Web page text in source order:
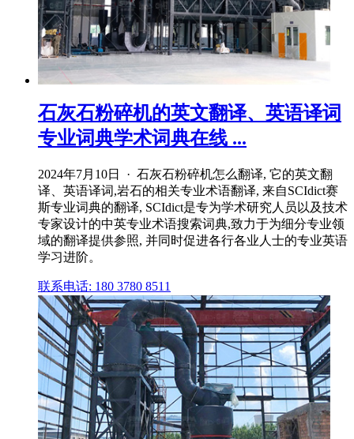
石灰石粉碎机的英文翻译、英语译词
专业词典学术词典在线 ...
2024年7月10日 · 石灰石粉碎机怎么翻译, 它的英文翻
译、英语译词,岩石的相关专业术语翻译, 来自SCIdict赛
斯专业词典的翻译, SCIdict是专为学术研究人员以及技术
专家设计的中英专业术语搜索词典,致力于为细分专业领
域的翻译提供参照, 并同时促进各行各业人士的专业英语
学习进阶。
联系电话: 180 3780 8511